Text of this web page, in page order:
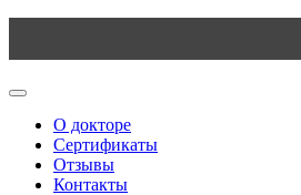
О докторе
Сертификаты
Отзывы
Контакты